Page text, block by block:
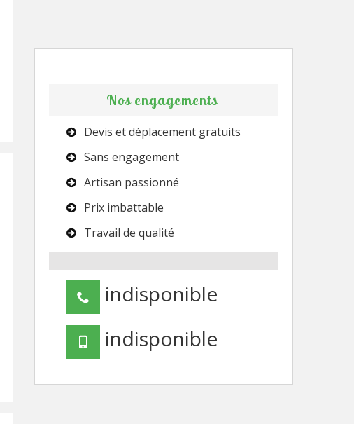
Nos engagements
Devis et déplacement gratuits
Sans engagement
Artisan passionné
Prix imbattable
Travail de qualité
indisponible
indisponible